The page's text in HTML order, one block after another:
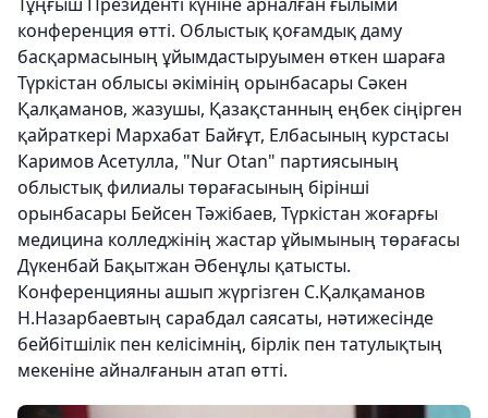
конференция өтті. Облыстық қоғамдық даму
басқармасының ұйымдастыруымен өткен шараға
Түркістан облысы әкімінің орынбасары Сәкен
Қалқаманов, жазушы, Қазақстанның еңбек сіңірген
қайраткері Мархабат Байғұт, Елбасының курстасы
Каримов Асетулла, "Nur Otan" партиясының
облыстық филиалы төрағасының бірінші
орынбасары Бейсен Тәжібаев, Түркістан жоғарғы
медицина колледжінің жастар ұйымының төрағасы
Дүкенбай Бақытжан Әбенұлы қатысты.
Конференцияны ашып жүргізген С.Қалқаманов
Н.Назарбаевтың сарабдал саясаты, нәтижесінде
бейбітшілік пен келісімнің, бірлік пен татулықтың
мекеніне айналғанын атап өтті.